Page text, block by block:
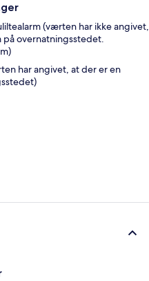
(værten har ikke angivet,
på overnatningsstedet.
har angivet, at der er en